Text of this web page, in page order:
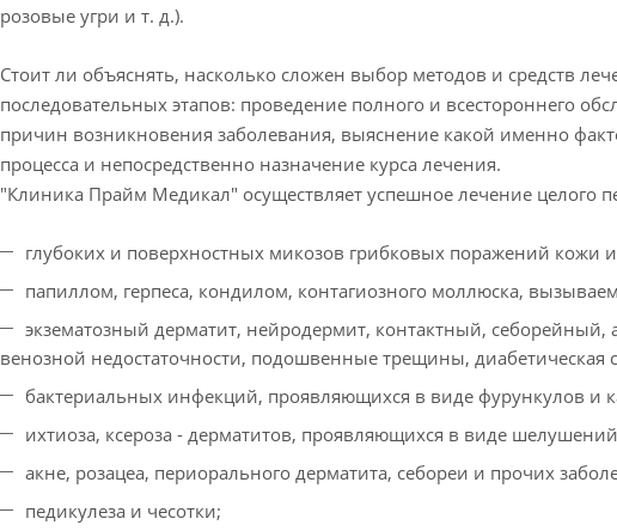
розовые угри и т. д.).
Стоит ли объяснять, насколько сложен выбор методов и средств
последовательных этапов: проведение полного и всестороннего
причин возникновения заболевания, выяснение какой именно
процесса и непосредственно назначение курса лечения.
"Клиника Прайм Медикал" осуществляет успешное лечение целого
глубоких и поверхностных микозов грибковых поражений кожи и
папиллом, герпеса, кондилом, контагиозного моллюска,
экзематозный дерматит, нейродермит, контактный,
венозной недостаточности, подошвенные трещины, диабетическая
бактериальных инфекций, проявляющихся в виде фурункулов и
ихтиоза, ксероза - дерматитов, проявляющихся в виде
акне, розацеа, периорального дерматита, себореи и прочих
педикулеза и чесотки;